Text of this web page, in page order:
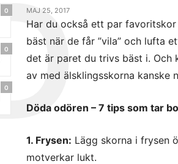
0
0
0
MAJ 25, 2017
Har du också ett par
bäst när de får ”vila” och lufta
det är paret du trivs bäst i. Och
av med älsklingsskorna kanske
Döda odören – 7 tips som tar
1. Frysen: Lägg skorna i frysen
motverkar lukt.